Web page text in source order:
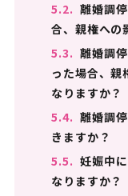
5.2. 離婚調
合、親権への
5.3. 離婚調
った場合、親
なりますか？
5.4. 離婚調
きますか？
5.5. 妊娠中
なりますか？